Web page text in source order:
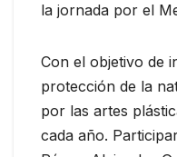
la jornada por el
Con el objetivo de
protección de la
por las artes
cada año.